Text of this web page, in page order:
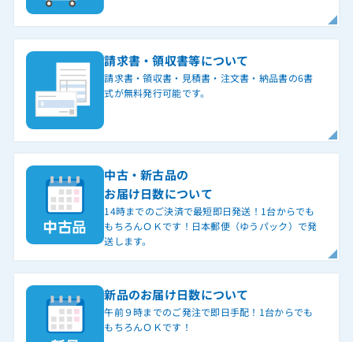
請求書・領収書等について
請求書・領収書・見積書・注文書・納品書の6書
式が無料発行可能です。
中古・新古品の
お届け日数について
14時までのご決済で最短即日発送！1台からでも
もちろんＯＫです！日本郵便（ゆうパック）で発
送します。
新品のお届け日数について
午前９時までのご発注で即日手配！1台からでも
もちろんＯＫです！